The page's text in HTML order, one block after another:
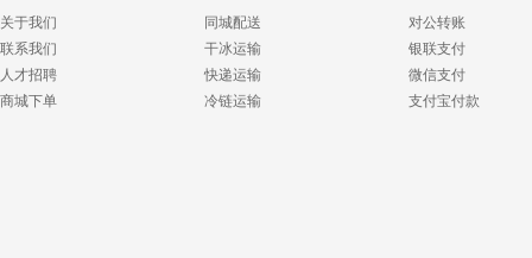
关于我们
联系我们
人才招聘
商城下单
同城配送
干冰运输
快递运输
冷链运输
对公转账
银联支付
微信支付
支付宝付款